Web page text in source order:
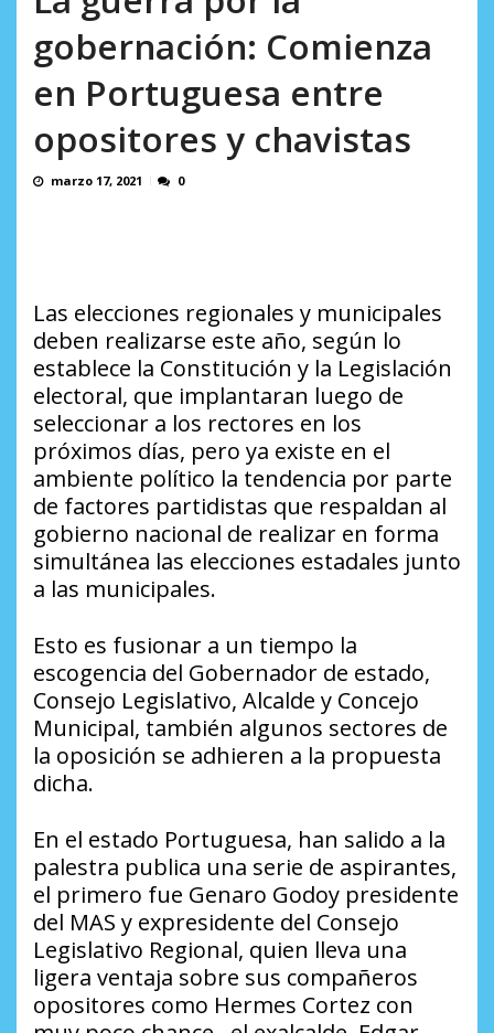
gobernación: Comienza
en Portuguesa entre
opositores y chavistas
marzo 17, 2021 0
Las elecciones regionales y municipales
deben realizarse este año, según lo
establece la Constitución y la Legislación
electoral, que implantaran luego de
seleccionar a los rectores en los
próximos días, pero ya existe en el
ambiente político la tendencia por parte
de factores partidistas que respaldan al
gobierno nacional de realizar en forma
simultánea las elecciones estadales junto
a las municipales.
Esto es fusionar a un tiempo la
escogencia del Gobernador de estado,
Consejo Legislativo, Alcalde y Concejo
Municipal, también algunos sectores de
la oposición se adhieren a la propuesta
dicha.
En el estado Portuguesa, han salido a la
palestra publica una serie de aspirantes,
el primero fue Genaro Godoy presidente
del MAS y expresidente del Consejo
Legislativo Regional, quien lleva una
ligera ventaja sobre sus compañeros
opositores como Hermes Cortez con